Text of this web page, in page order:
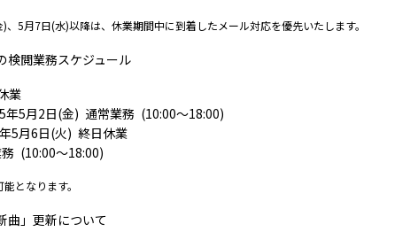
5月7日(水)以降は、休業期間中に到着したメール対応を優先いたします。
検閲業務スケジュール
業
年5月2日(金) 通常業務 (10:00～18:00)
5月6日(火) 終日休業
(10:00～18:00)
となります。
曲」更新について